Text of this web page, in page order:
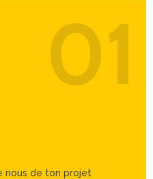
01
nous de ton projet